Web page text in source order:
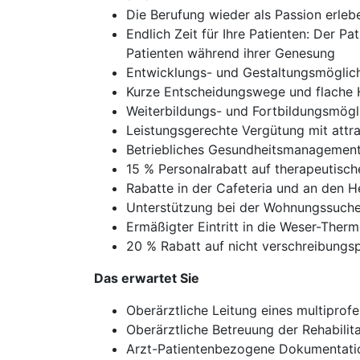
Die Berufung wieder als Passion
Endlich Zeit für Ihre Patienten: Der
Patienten während ihrer Genesung
Entwicklungs- und
Kurze Entscheidungswege und flache
Weiterbildungs- und
Leistungsgerechte Vergütung mit
Betriebliches
15 % Personalrabatt auf
Rabatte in der Cafeteria und an den
Unterstützung bei der
Ermäßigter Eintritt in die Weser-
20 % Rabatt auf nicht
Das erwartet Sie
Oberärztliche Leitung eines
Oberärztliche Betreuung der
Arzt-Patientenbezogene